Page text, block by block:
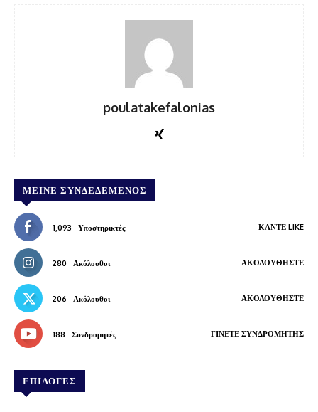
poulatakefalonias
ΜΕΊΝΕ ΣΥΝΔΕΔΕΜΈΝΟΣ
1,093 Υποστηρικτές ΚΆΝΤΕ LIKE
280 Ακόλουθοι ΑΚΟΛΟΥΘΉΣΤΕ
206 Ακόλουθοι ΑΚΟΛΟΥΘΉΣΤΕ
188 Συνδρομητές ΓΊΝΕΤΕ ΣΥΝΔΡΟΜΗΤΉΣ
ΕΠΙΛΟΓΕΣ